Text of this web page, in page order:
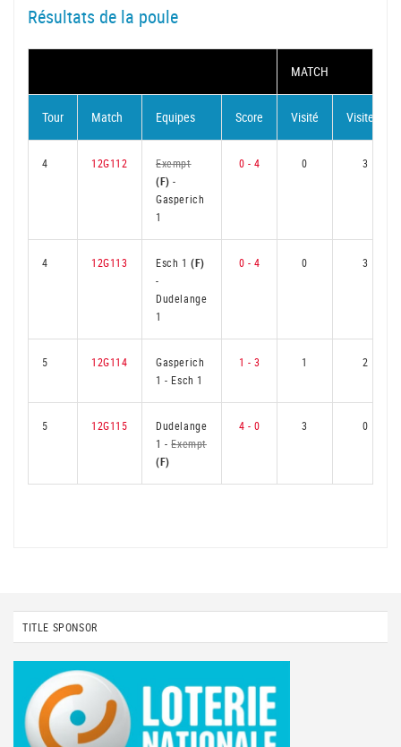
Résultats de la poule
MATCH
Tour Match Equipes Score Visité Visiteur
4 12G112
Exempt
(F) -
Gasperich
1
0 - 4 0 3
4 12G113 Esch 1(F)
-
Dudelange
1
0 - 4 0 3
5 12G114
Gasperich
1- Esch 1
1 - 3 1 2
5 12G115
Dudelange
1-Exempt
(F)
4 - 0 3 0
TITLE SPONSOR